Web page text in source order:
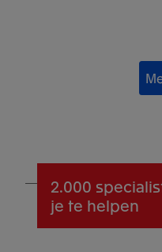
2.000
je te helpen